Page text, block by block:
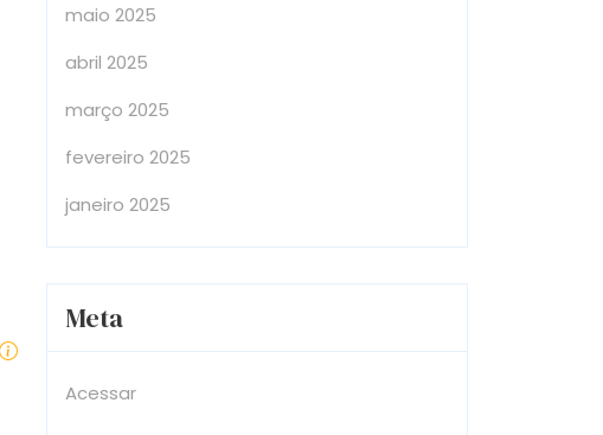
maio 2025
abril 2025
março 2025
fevereiro 2025
janeiro 2025
Meta
Acessar